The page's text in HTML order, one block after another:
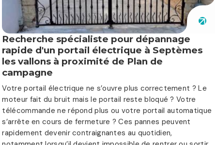
Recherche spécialiste pour dépannage
rapide d'un portail électrique à Septèmes
les vallons à proximité de Plan de
campagne
Votre portail électrique ne s’ouvre plus correctement ? Le
moteur fait du bruit mais le portail reste bloqué ? Votre
télécommande ne répond plus ou votre portail automatique
s’arrête en cours de fermeture ? Ces pannes peuvent
rapidement devenir contraignantes au quotidien,